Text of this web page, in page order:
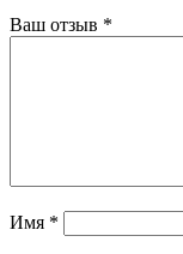
Ваш отзыв *
Имя *